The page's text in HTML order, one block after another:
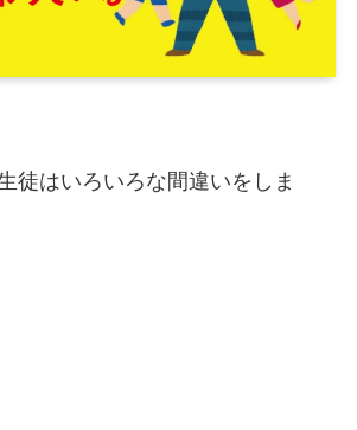
徒はいろいろな間違いをしま